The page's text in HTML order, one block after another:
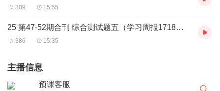
309 15:55
25 第47-52期合刊 综合测试题五（学习周报1718下 深圳2 报纸）
386 15:35
主播信息
预课客服